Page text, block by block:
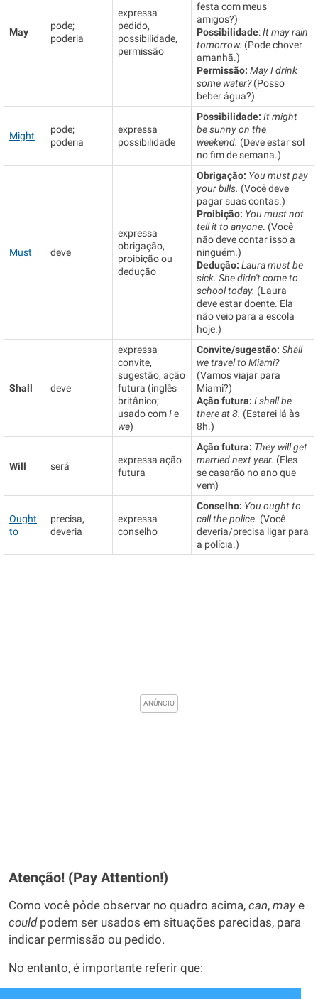
May
pode;
poderia
expressa
pedido,
possibilidade,
permissão
festa com meus
amigos?)
Possibilidade:It may rain
tomorrow. (Pode chover
amanhã.)
Permissão: May I drink
some water?(Posso
beber água?)
Might
pode;
poderia
expressa
possibilidade
Possibilidade: It might
be sunny on the
weekend. (Deve estar sol
no fim de semana.)
Must deve
expressa
obrigação,
proibição ou
dedução
Obrigação: You must pay
your bills. (Você deve
pagar suas contas.)
Proibição: You must not
tell it to anyone. (Você
não deve contar isso a
ninguém.)
Dedução: Laura must be
sick. She didn't come to
school today. (Laura
deve estar doente. Ela
não veio para a escola
hoje.)
Shall deve
expressa
convite,
sugestão, ação
futura (inglês
britânico;
usado comIe
we)
Convite/sugestão: Shall
we travel to Miami?
(Vamos viajar para
Miami?)
Ação futura: I shall be
there at 8. (Estarei lá às
8h.)
Will será
expressa ação
futura
Ação futura: They will get
married next year. (Eles
se casarão no ano que
vem)
Ought
to
precisa,
deveria
expressa
conselho
Conselho: You ought to
call the police. (Você
deveria/precisa ligar para
a polícia.)
Atenção! (Pay Attention!)
Como você pôde observar no quadro acima, can, may e
could podem ser usados em situações parecidas, para
indicar permissão ou pedido.
No entanto, é importante referir que: